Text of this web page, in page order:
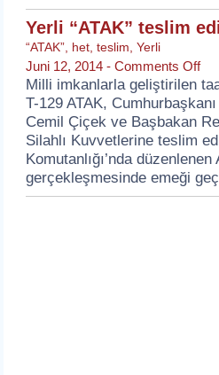
Yerli “ATAK” teslim
“ATAK” het teslim Yerli
Juni 12, 2014 - Comments Offop
Milli imkanlarla geliştirilen
T-129 ATAK,
Cemil Çiçek ve Başbakan
Silahlı Kuvvetlerine teslim
Komutanlığı’nda
gerçekleşmesinde emeği